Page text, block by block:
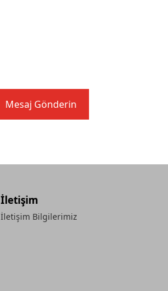
Mesaj Gönderin
İletişim
İletişim Bilgilerimiz